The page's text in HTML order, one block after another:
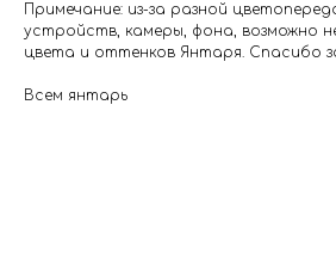
Примечание: из-за разной
устройств, камеры, фона, возможно
цвета и оттенков Янтаря. Спасибо
Всем янтарь